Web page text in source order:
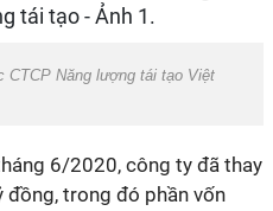
CTCP Năng lượng tái tạo Việt
6/2020, công ty đã thay
đồng, trong đó phần vốn